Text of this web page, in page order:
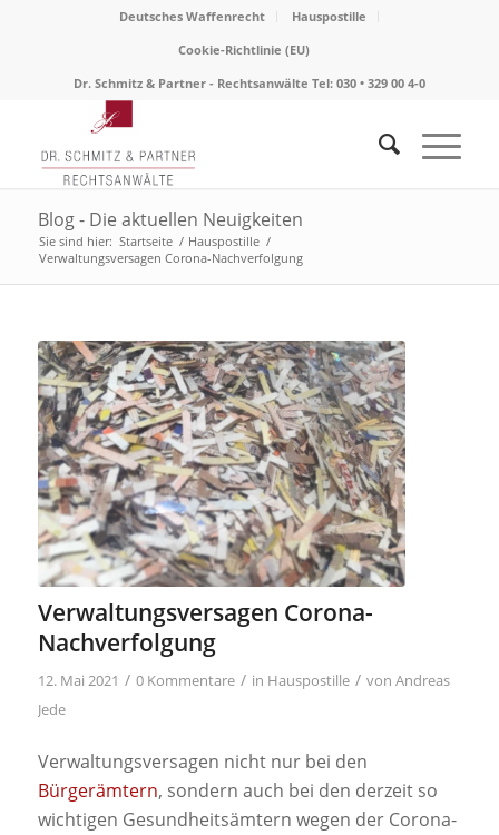
Deutsches Waffenrecht
Hauspostille
Cookie-Richtlinie (EU)
Dr. Schmitz & Partner - Rechtsanwälte Tel: 030 • 329 00 4-0
Blog - Die aktuellen Neuigkeiten
Sie sind hier: Startseite / Hauspostille /
Verwaltungsversagen Corona-Nachverfolgung
Verwaltungsversagen Corona-
Nachverfolgung
12. Mai 2021 / 0 Kommentare / in Hauspostille / von Andreas
Jede
Verwaltungsversagen nicht nur bei den
Bürgerämtern, sondern auch bei den derzeit so
wichtigen Gesundheitsämtern wegen der Corona-